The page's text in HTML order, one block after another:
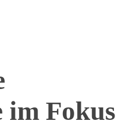
im Fokus